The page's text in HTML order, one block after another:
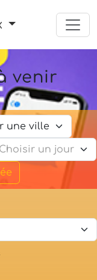
venir